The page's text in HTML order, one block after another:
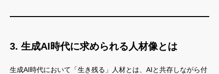
3. 生成AI時代に求められる人材像とは
生成AI時代において「生き残る」人材とは、AIと共存しながら付